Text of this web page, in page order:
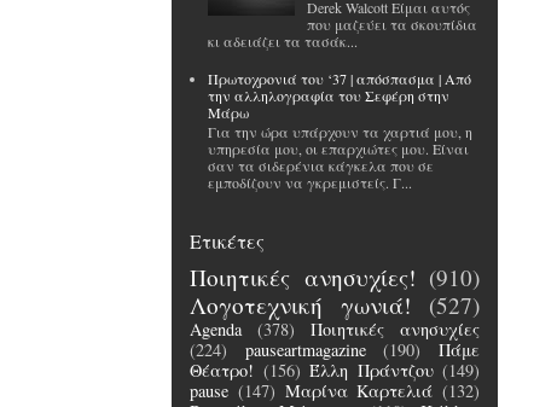
Derek Walcott Είμαι αυτός
που μαζεύει τα σκουπίδια
κι αδειάζει τα τασάκ...
Πρωτοχρονιά του ‘37 | απόσπασμα | Από
την αλληλογραφία του Σεφέρη στην
Μάρω
Για την ώρα υπάρχουν τα χαρτιά μου, η
υπηρεσία μου, οι επαρχιώτες μου. Είναι
σαν τα σιδερένια κάγκελα που σε
εμποδίζουν να γκρεμιστείς. Γ...
Ετικέτες
Ποιητικές ανησυχίες! (910)
Λογοτεχνική γωνιά!
(527)
Agenda (378)
Ποιητικές ανησυχίες
(224)
pauseartmagazine (190)
Πάμε
Θέατρο! (156) Έλλη Πράντζου (149)
pause (147) Μαρίνα Καρτελιά (132)